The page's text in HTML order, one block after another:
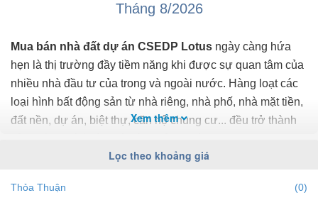
Tháng 8/2026
Mua bán nhà đất dự án CSEDP Lotus ngày càng hứa
hẹn là thị trường đầy tiềm năng khi được sự quan tâm của
nhiều nhà đầu tư của trong và ngoài nước. Hàng loạt các
loại hình bất động sản từ nhà riêng, nhà phố, nhà mặt tiền,
đất nền, dự án, biệt thự, căn hộ chung cư... đều trở thành
CSEDP Lotus
chính xác nhất, mới nhất hãy truy cập vào
Xem thêm
Lọc theo khoảng giá
Thỏa Thuận
(0)